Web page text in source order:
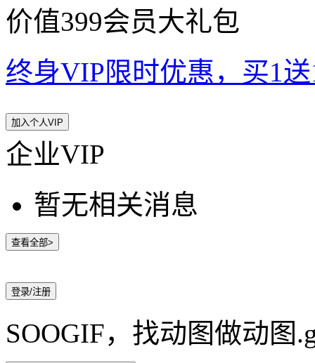
价值399会员大礼包
终身VIP限时优惠，买1
加入个人VIP
企业VIP
暂无相关消息
查看全部>
登录/注册
SOOGIF，找动图做动图